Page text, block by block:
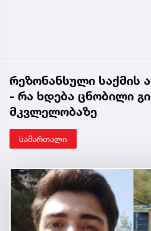
რეზონანსული საქმის
- რა ხდება ცნობილი
მკვლელობაზე
სამართალი